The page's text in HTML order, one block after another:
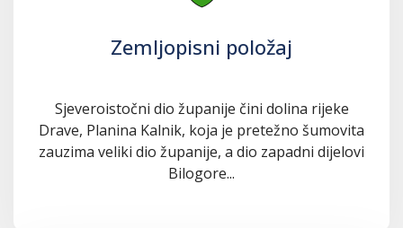
Zemljopisni položaj
Sjeveroistočni dio županije čini dolina rijeke
Drave, Planina Kalnik, koja je pretežno šumovita
zauzima veliki dio županije, a dio zapadni dijelovi
Bilogore...